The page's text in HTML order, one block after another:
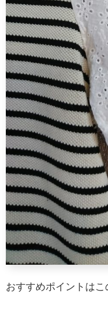
おすすめポイントはこ